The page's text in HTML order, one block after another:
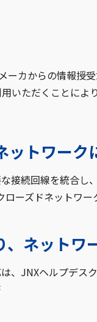
ーカからの情報授
いただくことによ
ットワーク
接続回線を統合し
ーズドネットワー
、ネット
、JNXヘルプデス